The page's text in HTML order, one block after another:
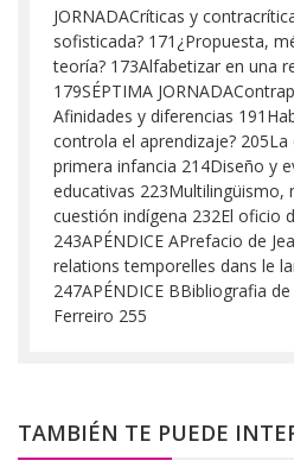
JORNADACríticas y
sofisticada? 171¿Propuesta,
teoría? 173Alfabetizar en una
179SÉPTIMA
Afinidades y diferencias
controla el aprendizaje?
primera infancia 214Diseño y
educativas 223Multilingüismo,
cuestión indígena 232El oficio
243APÉNDICE APrefacio de
relations temporelles dans le
247APÉNDICE BBibliografia
Ferreiro 255
TAMBIÉN TE PUEDE